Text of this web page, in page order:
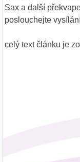
Sax a další
poslouchejte
celý text článku je